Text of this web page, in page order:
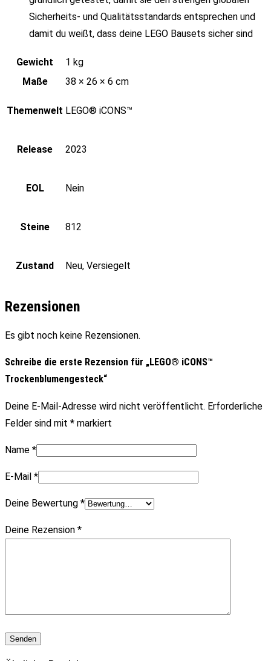
Sicherheits- und Qualitätsstandards entsprechen und
damit du weißt, dass deine LEGO Bausets sicher sind
Gewicht
1 kg
Maße
38 × 26 × 6 cm
Themenwelt LEGO® iCONS™
Release 2023
EOL Nein
Steine 812
Zustand Neu, Versiegelt
Rezensionen
Es gibt noch keine Rezensionen.
Schreibe die erste Rezension für „LEGO® iCONS™
Trockenblumengesteck“
Deine E-Mail-Adresse wird nicht veröffentlicht. Erforderliche
Felder sind mit * markiert
Name *
E-Mail *
Deine Bewertung *
Deine Rezension *